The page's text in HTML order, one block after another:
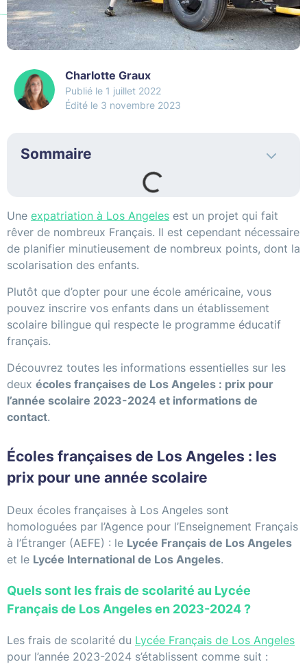
Charlotte Graux
1 juillet 2022
Édité le 3 novembre 2023
Sommaire
Une expatriation à Los Angeles est un projet qui fait
rêver de nombreux Français. Il est cependant nécessaire
de planifier minutieusement de nombreux points, dont la
scolarisation des enfants.
Plutôt que d’opter pour une école américaine, vous
pouvez inscrire vos enfants dans un établissement
scolaire bilingue qui respecte le programme éducatif
français.
Découvrez toutes les informations essentielles sur les
deux écoles françaises de Los Angeles : prix pour
l’année scolaire 2023-2024 et informations de
contact.
Écoles françaises de Los Angeles : les
prix pour une année scolaire
Deux écoles françaises à Los Angeles sont
homologuées par l’Agence pour l’Enseignement Français
à l’Étranger (AEFE) : le Lycée Français de Los Angeles
et le Lycée International de Los Angeles.
Quels sont les frais de scolarité au Lycée
Français de Los Angeles en 2023-2024 ?
Les frais de scolarité du Lycée Français de Los Angeles
pour l’année 2023-2024 s’établissent comme suit :